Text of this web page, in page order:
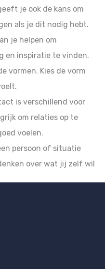
je ook de kans om
als je dit nodig hebt.
je helpen om
en inspiratie te vinden.
vormen. Kies de vorm
is verschillend voor
om relaties op te
voelen.
persoon of situatie
over wat jij zelf wil